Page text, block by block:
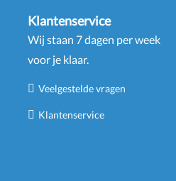
Klantenservice
Wij staan 7 dagen per week
voor je klaar.
Veelgestelde vragen
Klantenservice